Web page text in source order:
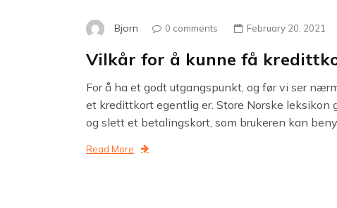
Bjorn 0 comments February 20, 2021
Vilkår for å kunne få
For å ha et godt utgangspunkt, og før vi ser
et kredittkort egentlig er. Store Norske
og slett et betalingskort, som brukeren kan
Read More